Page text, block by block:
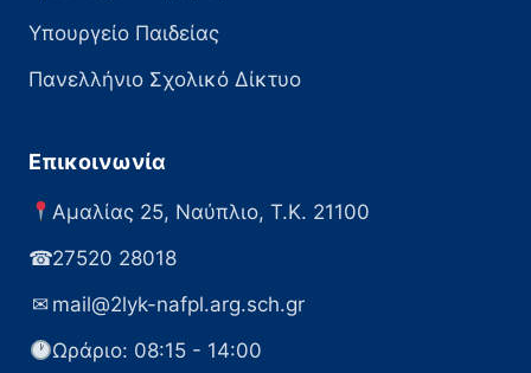
Υπουργείο Παιδείας
Πανελλήνιο Σχολικό Δίκτυο
Επικοινωνία
Αμαλίας 25, Ναύπλιο, Τ.Κ. 21100
☎27520 28018
✉ mail@2lyk-nafpl.arg.sch.gr
Ωράριο: 08:15 - 14:00